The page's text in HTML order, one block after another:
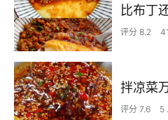
评分 8.2
拌凉菜
评分 7.6 5